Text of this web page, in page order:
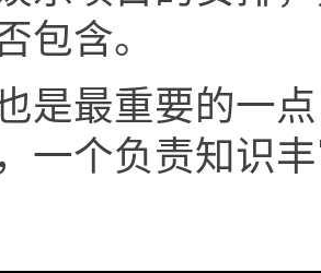
包含。
是最重要的一
一个负责知识